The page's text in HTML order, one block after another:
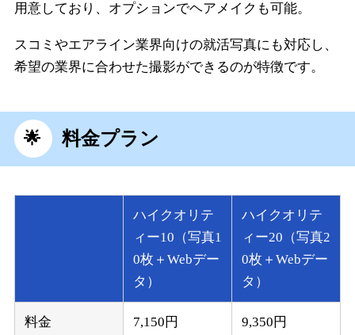
用意しており、オプションでヘアメイクも可能。
スコミやエアライン業界向けの就活写真にも対応し、
希望の業界に合わせた撮影ができるのが特徴です。
料金プラン
ハイクオリテ
ィー10（写真1
0枚＋Webデー
タ）
ハイクオリテ
ィー20（写真2
0枚＋Webデー
タ）
料金 7,150円 9,350円